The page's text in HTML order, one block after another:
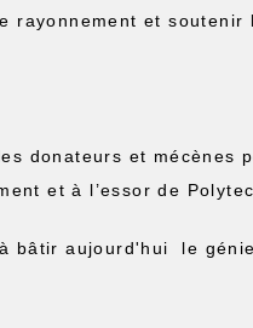
rayonnement et soutenir
donateurs et mécènes
et à l’essor de
bâtir aujourd'hui le